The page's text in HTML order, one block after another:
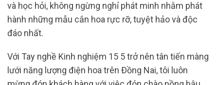
và học hỏi, không ngừng nghỉ phát minh nhằm phát
hành những mẫu cắn hoa rực rỡ, tuyệt hảo và độc
đáo nhất.
Với Tay nghề Kinh nghiệm 15 5 trở nên tân tiến màng
lưới năng lượng điện hoa trên Đồng Nai, tôi luôn